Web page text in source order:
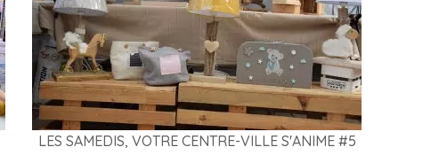
LES SAMEDIS, VOTRE CENTRE-VILLE S'ANIME #5